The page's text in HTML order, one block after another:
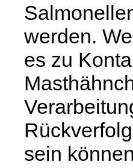
werden.
es zu
sein